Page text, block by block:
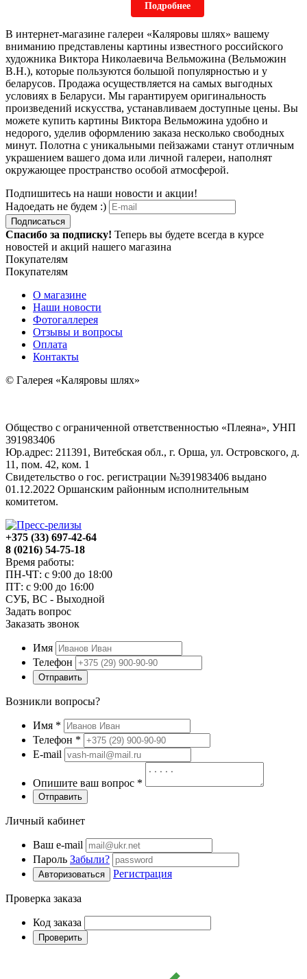
Подробнее
В интернет-магазине галереи «Каляровы шлях» вашему
вниманию представлены картины известного российского
художника Виктора Николаевича Вельможина (Вельможин
В.Н.), которые пользуются большой популярностью и у
беларусов. Продажа осуществляется на самых выгодных
условиях в Беларуси. Мы гарантируем оригинальность
произведений искусства, устанавливаем доступные цены. Вы
можете купить картины Виктора Вельможина удобно и
недорого, уделив оформлению заказа несколько свободных
минут. Полотна с уникальными пейзажами станут отличным
украшением вашего дома или личной галереи, наполнят
окружающее пространство особой атмосферой.
Подпишитесь на наши новости и акции!
Надоедать не будем :)
Подписаться
Спасибо за подписку! Теперь вы будете всегда в курсе
новостей и акций нашего магазина
Покупателям
Покупателям
О магазине
Наши новости
Фотогаллерея
Отзывы и вопросы
Оплата
Контакты
© Галерея «Каляровы шлях»
Общество с ограниченной ответственностью «Плеяна», УНП
391983406
Юр.адрес: 211391, Витебская обл., г. Орша, ул. Островского, д.
11, пом. 42, ком. 1
Свидетельство о гос. регистрации №391983406 выдано
01.12.2022 Оршанским районным исполнительным
комитетом.
+375 (33) 697-42-64
8 (0216) 54-75-18
Время работы:
ПН-ЧТ: с 9:00 до 18:00
ПТ: с 9:00 до 16:00
СУБ, ВС - Выходной
Задать вопрос
Заказать звонок
Имя
Телефон
Отправить
Возникли вопросы?
Имя *
Телефон *
E-mail
Опишите ваш вопрос *
Отправить
Личный кабинет
Ваш e-mail
Пароль Забыли?
Авторизоваться Регистрация
Проверка заказа
Код заказа
Проверить